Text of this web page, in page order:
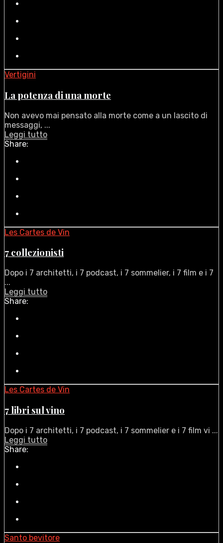
Vertigini
La potenza di una morte
Non avevo mai pensato alla morte come a un lascito di
messaggi, ...
Leggi tutto
Share:
Les Cartes de Vin
7 collezionisti
Dopo i 7 architetti, i 7 podcast, i 7 sommelier, i 7 film e i 7
...
Leggi tutto
Share:
Les Cartes de Vin
7 libri sul vino
Dopo i 7 architetti, i 7 podcast, i 7 sommelier e i 7 film vi ...
Leggi tutto
Share:
Santo bevitore